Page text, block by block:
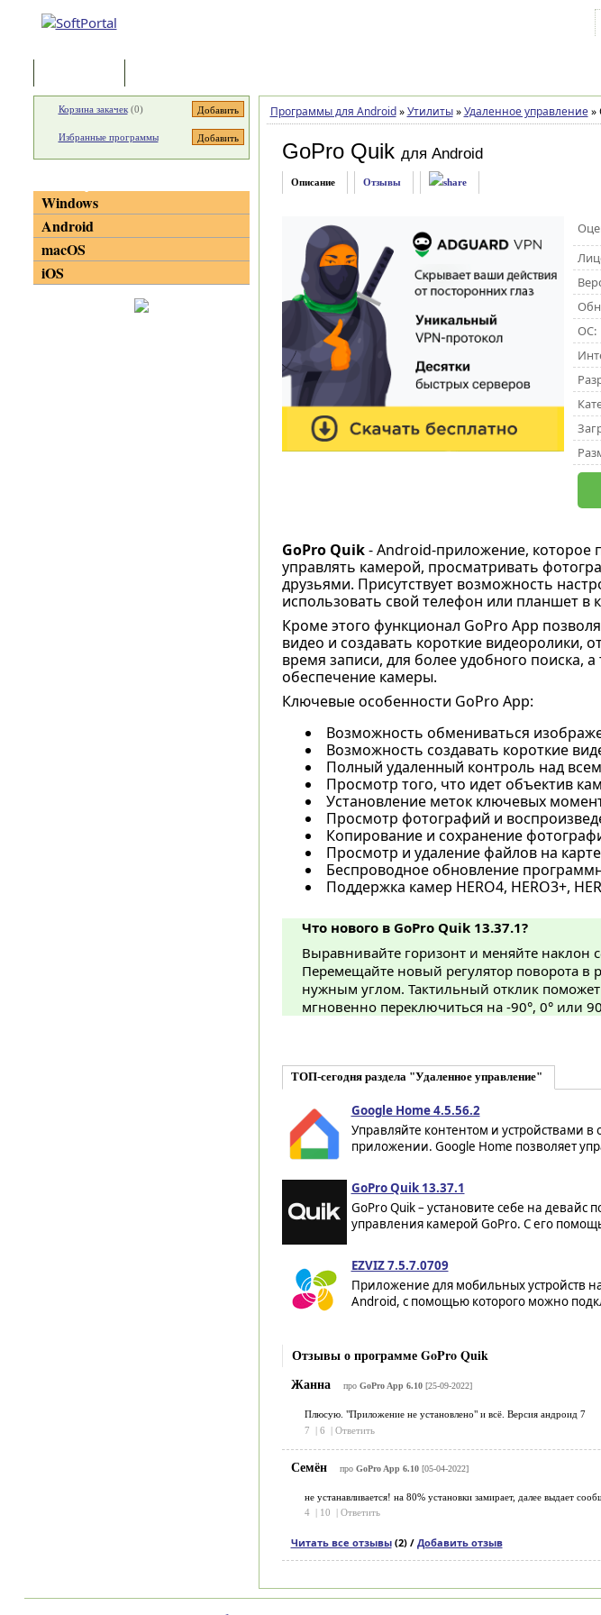
Программы для Android » Утилиты » Удаленное управление »
GoPro Quik для Android
Описание Отзывы
ОС:
GoPro Quik- Android-приложение, которое
управлять камерой, просматривать
друзьями. Присутствует возможность
использовать свой телефон или планшет в
Кроме этого функционал GoPro App
видео и создавать короткие видеоролики,
время записи, для более удобного поиска,
обеспечение камеры.
Ключевые особенности GoPro App:
Возможность обмениваться
Возможность создавать короткие
Полный удаленный контроль над
Просмотр того, что идет объектив
Установление меток ключевых
Просмотр фотографий и
Копирование и сохранение
Просмотр и удаление файлов на
Беспроводное обновление
Поддержка камер HERO4, HERO3+,
Что нового в GoPro Quik 13.37.1?
Выравнивайте горизонт и меняйте наклон
Перемещайте новый регулятор поворота
нужным углом. Тактильный отклик
мгновенно переключиться на -90°, 0° или
ТОП-сегодня раздела "Удаленное управление"
Google Home 4.5.56.2
Управляйте контентом и устройствами в
приложении. Google Home позволяет
GoPro Quik 13.37.1
GoPro Quik – установите себе на девайс
управления камерой GoPro. С его
EZVIZ 7.5.7.0709
Приложение для мобильных устройств
Android, с помощью которого можно
Отзывы о программе GoPro Quik
Жанна
про GoPro App 6.10[25-09-2022]
Плюсую. "Приложение не установлено" и всё. Версия андроид 7
7
| 6 | Ответить
Семён про GoPro App 6.10[05-04-2022]
не устанавливается! на 80% установки замирает, далее выдает
4 | 10 | Ответить
Читать все отзывы(2) / Добавить отзыв
Корзина закачек(0)
Избранные программы
Windows
Android
macOS
iOS